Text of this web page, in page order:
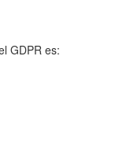
GDPR es: